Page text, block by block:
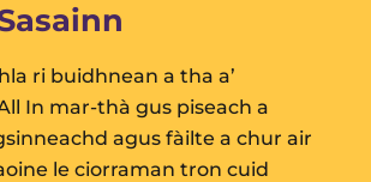
ri buidhnean a tha a’
In mar-thà gus piseach a
agus fàilte a chur air
le ciorraman tron cuid